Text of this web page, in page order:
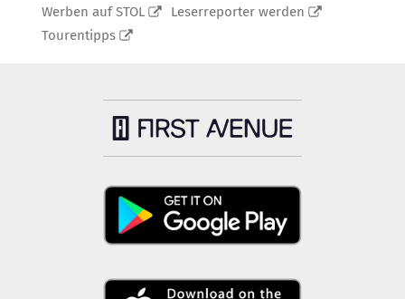
Werben auf STOL
Leserreporter werden
Tourentipps